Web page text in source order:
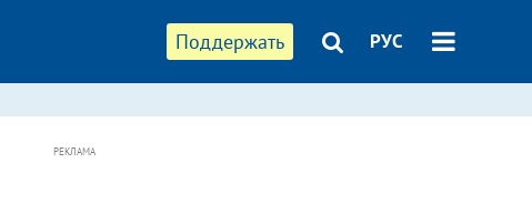
Поддержать РУС
РЕКЛАМА